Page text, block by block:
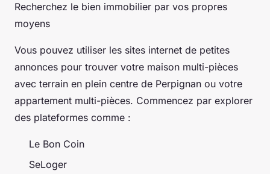
Recherchez le bien immobilier par vos propres
moyens
Vous pouvez utiliser les sites internet de petites
annonces pour trouver votre maison multi-pièces
avec terrain en plein centre de Perpignan ou votre
appartement multi-pièces. Commencez par explorer
des plateformes comme :
Le Bon Coin
SeLoger